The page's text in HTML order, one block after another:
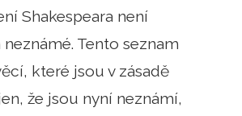
Shakespeara není
Tento seznam
které jsou v zásadě
že jsou nyní neznámí,